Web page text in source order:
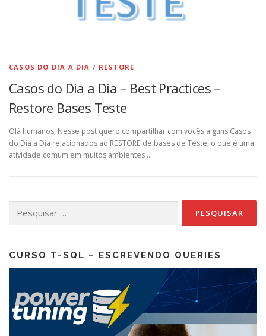
CONTATO
CASOS DO DIA A DIA / RESTORE
Casos do Dia a Dia – Best Practices –
Restore Bases Teste
Olá humanos, Nesse post quero compartilhar com vocês alguns Casos
do Dia a Dia relacionados ao RESTORE de bases de Teste, o que é uma
atividade comum em muitos ambientes …
por:
CURSO T-SQL – ESCREVENDO QUERIES